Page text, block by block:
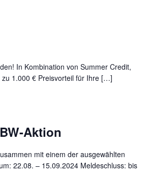
In Kombination von Summer Credit,
1.000 € Preisvorteil für Ihre […]
Aktion
mit einem der ausgewählten
22.08. – 15.09.2024 Meldeschluss: bis